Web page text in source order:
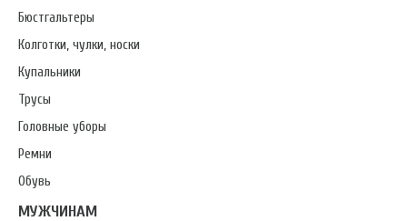
Бюстгальтеры
Колготки, чулки, носки
Купальники
Трусы
Головные уборы
Ремни
Обувь
МУЖЧИНАМ